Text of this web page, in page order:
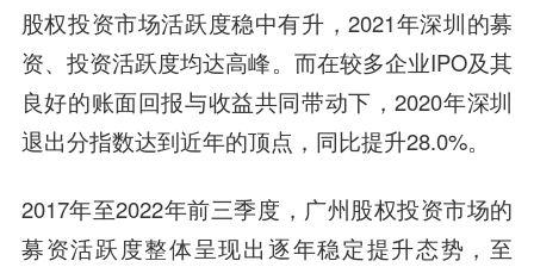
股权投资市场活跃度稳中有升，2021年深圳的募
资、投资活跃度均达高峰。而在较多企业IPO及其
良好的账面回报与收益共同带动下，2020年深圳
退出分指数达到近年的顶点，同比提升28.0%。
2017年至2022年前三季度，广州股权投资市场的
募资活跃度整体呈现出逐年稳定提升态势，至